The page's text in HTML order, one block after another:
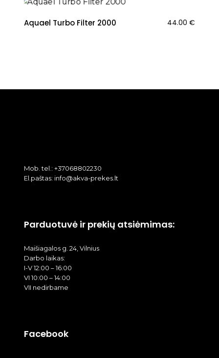
Aquael Turbo Filter 2000 44.00 €
Mob. tel.: +37068802230
El.paštas: info@akva-prekes.lt
Parduotuvė ir prekių atsiėmimas:
Maišiagalos g. 24, Vilnius
Darbo laikas:
I-V 12:00 – 16:00
VI 10:00 – 14:00
VII nedirbame
Facebook